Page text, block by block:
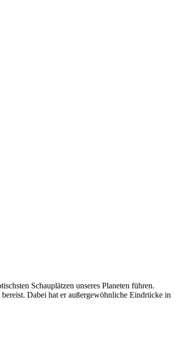
Schauplätzen unseres Planeten führen.
Dabei hat er außergewöhnliche Eindrücke in